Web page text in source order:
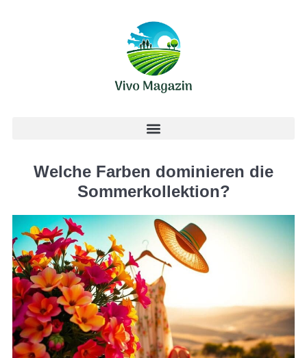
Welche Farben dominieren die
Sommerkollektion?